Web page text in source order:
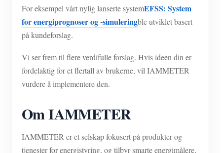
For eksempel vårt nylig lanserte systemEFSS: System
for energiprognoser og -simuleringble utviklet basert
på kundeforslag.
Vi ser frem til flere verdifulle forslag. Hvis ideen din er
fordelaktig for et flertall av brukerne, vil IAMMETER
vurdere å implementere den.
Om IAMMETER
IAMMETER er et selskap fokusert på produkter og
tjenester for energistyring, og tilbyr smarte energimålere,